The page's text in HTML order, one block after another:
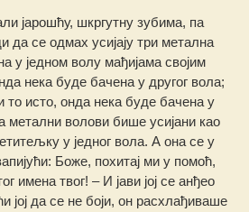
јарошћу, шкргутну зубима, па
да се одмах усијају три метална
у једном волу мађијама својим
нека буде бачена у другог вола;
то исто, онда нека буде бачена у
метални волови бише усијани као
у једног вола. А она се у
Боже, похитај ми у помоћ,
имена твог! – И јави јој се анђео
јој да се не боји, он расхлађиваше